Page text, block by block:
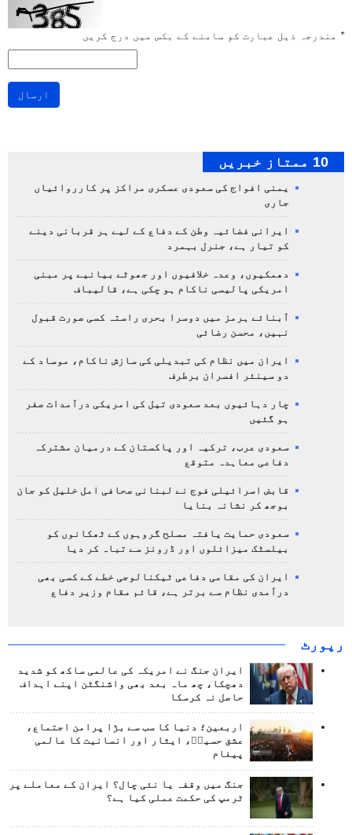
* مندرجہ ذیل عبارت کو سامنے کے بکس میں درج کریں
ارسال
10 ممتاز خبریں
یمنی افواج کی سعودی عسکری مراکز پر کارروائیاں
جاری
ایرانی فضائیہ وطن کے دفاع کے لیے ہر قربانی دینے
کو تیار ہے، جنرل بہمرد
دھمکیوں، وعدہ خلافیوں اور جھوٹے بیانیے پر مبنی
امریکی پالیسی ناکام ہو چکی ہے، قالیباف
آبنائے ہرمز میں دوسرا بحری راستہ کسی صورت قبول
نہیں، محسن رضائی
ایران میں نظام کی تبدیلی کی سازش ناکام، موساد کے
دو سینئر افسران برطرف
چار دہائیوں بعد سعودی تیل کی امریکی درآمدات صفر
ہو گئیں
سعودی عرب، ترکیہ اور پاکستان کے درمیان مشترکہ
دفاعی معاہدہ متوقع
قابض اسرائیلی فوج نے لبنانی صحافی امل خلیل کو جان
بوجھ کر نشانہ بنایا
سعودی حمایت یافتہ مسلح گروہوں کے ٹھکانوں کو
بیلسٹک میزائلوں اور ڈرونز سے تباہ کر دیا
ایران کی مقامی دفاعی ٹیکنالوجی خطے کے کسی بھی
درآمدی نظام سے برتر ہے، قائم مقام وزیر دفاع
رپورٹ
ایران جنگ نے امریکہ کی عالمی ساکھ کو شدید
دھچکا، چھ ماہ بعد بھی واشنگٹن اپنے اہداف
حاصل نہ کرسکا
اربعین؛ دنیا کا سب سے بڑا پرامن اجتماع،
عشق حسینؑ، ایثار اور انسانیت کا عالمی
پیغام
جنگ میں وقفہ یا نئی چال؟ ایران کے معاملے پر
ٹرمپ کی حکمت عملی کیا ہے؟